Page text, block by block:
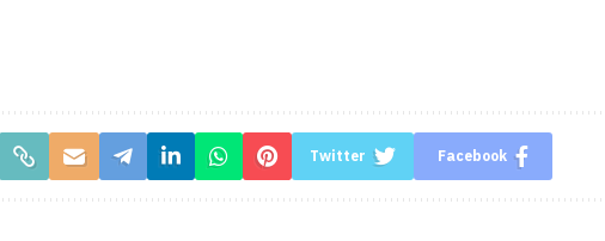
Facebook
Twitter